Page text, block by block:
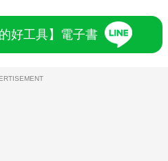
好工具】電子書